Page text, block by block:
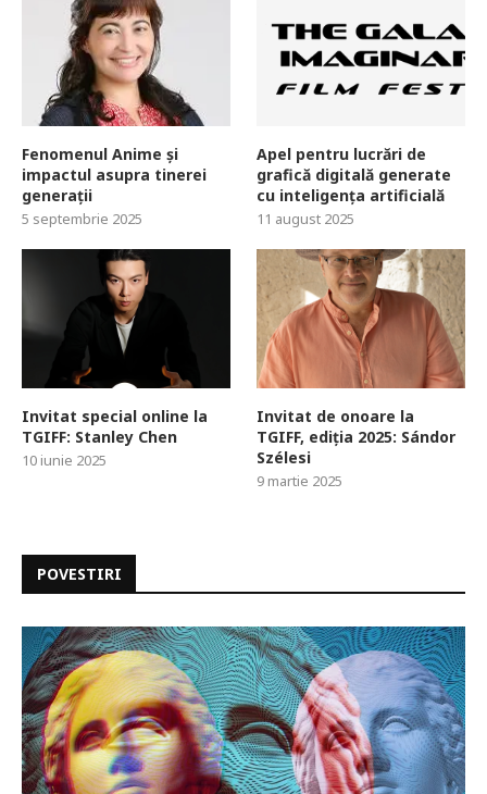
Fenomenul Anime și
impactul asupra tinerei
generații
5 septembrie 2025
Apel pentru lucrări de
grafică digitală generate
cu inteligența artificială
11 august 2025
Invitat special online la
TGIFF: Stanley Chen
10 iunie 2025
Invitat de onoare la
TGIFF, ediția 2025: Sándor
Szélesi
9 martie 2025
POVESTIRI